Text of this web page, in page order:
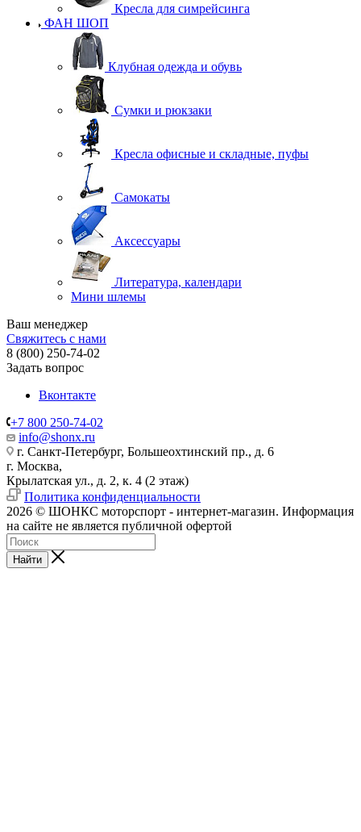
Кресла для симрейсинга
ФАН ШОП
Клубная одежда и обувь
Сумки и рюкзаки
Кресла офисные и складные, пуфы
Самокаты
Аксессуары
Литература, календари
Мини шлемы
Ваш менеджер
Свяжитесь с нами
8 (800) 250-74-02
Задать вопрос
Вконтакте
+7 800 250-74-02
info@shonx.ru
г. Санкт-Петербург, Большеохтинский пр., д. 6
г. Москва,
Крылатская ул., д. 2, к. 4 (2 этаж)
Политика конфиденциальности
2026 © ШОНКС моторспорт - интернет-магазин. Информация
на сайте не является публичной офертой
Найти